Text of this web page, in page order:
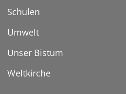
Schulen
Umwelt
Unser Bistum
Weltkirche